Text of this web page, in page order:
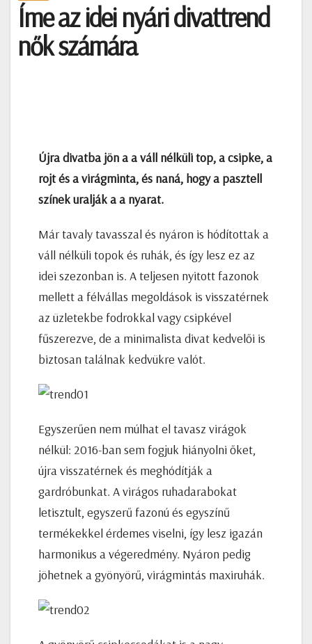
Íme az idei nyári divattrend
nők számára
Újra divatba jön a a váll nélküli top, a csipke, a
rojt és a virágminta, és naná, hogy a pasztell
színek uralják a a nyarat.
Már tavaly tavasszal és nyáron is hódítottak a
váll nélküli topok és ruhák, és így lesz ez az
idei szezonban is. A teljesen nyitott fazonok
mellett a félvállas megoldások is visszatérnek
az üzletekbe fodrokkal vagy csipkével
fűszerezve, de a minimalista divat kedvelői is
biztosan találnak kedvükre valót.
Egyszerűen nem múlhat el tavasz virágok
nélkül: 2016-ban sem fogjuk hiányolni őket,
újra visszatérnek és meghódítják a
gardróbunkat. A virágos ruhadarabokat
letisztult, egyszerű fazonú és egyszínű
termékekkel érdemes viselni, így lesz igazán
harmonikus a végeredmény. Nyáron pedig
jöhetnek a gyönyörű, virágmintás maxiruhák.